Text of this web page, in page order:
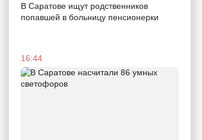
В Саратове ищут родственников
попавшей в больницу пенсионерки
16:44